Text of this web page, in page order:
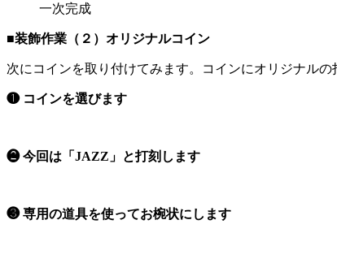
一次完成
■装飾作業（２）オリジナルコイン
次にコインを取り付けてみます。コインにオリジナル
❶ コインを選びます
❷ 今回は「JAZZ」と打刻します
❸ 専用の道具を使ってお椀状にします